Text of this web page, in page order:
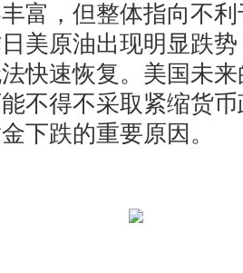
，但整体指向不利
美原油出现明显跌
快速恢复。美国未
不得不采取紧缩货
下跌的重要原因。